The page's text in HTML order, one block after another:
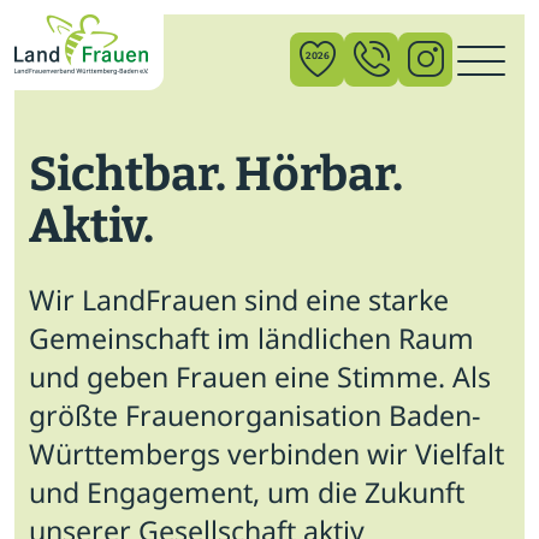
2026
Sichtbar. Hörbar.
Aktiv.
Wir LandFrauen sind eine starke
Gemeinschaft im ländlichen Raum
und geben Frauen eine Stimme. Als
größte Frauenorganisation Baden-
Württembergs verbinden wir Vielfalt
und Engagement, um die Zukunft
unserer Gesellschaft aktiv
×
News
Verband
Politik
Bildung
Gemeinschaft
Vor Ort
Startseite